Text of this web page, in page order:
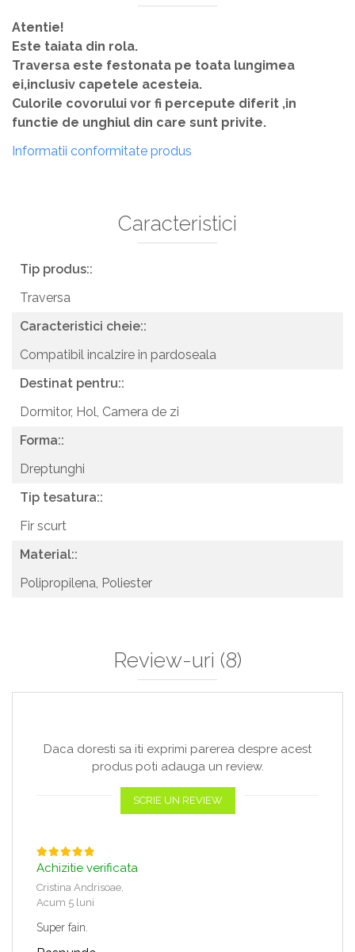
Atentie!
Este taiata din rola.
Traversa este festonata pe toata lungimea
ei,inclusiv capetele acesteia.
Culorile covorului vor fi percepute diferit ,in
functie de unghiul din care sunt privite.
Informatii conformitate produs
Caracteristici
Tip produs::
Traversa
Caracteristici cheie::
Compatibil incalzire in pardoseala
Destinat pentru::
Dormitor, Hol, Camera de zi
Forma::
Dreptunghi
Tip tesatura::
Fir scurt
Material::
Polipropilena, Poliester
Review-uri (8)
Daca doresti sa iti exprimi parerea despre acest
produs poti adauga un review.
SCRIE UN REVIEW
Achizitie verificata
Cristina Andrisoae,
Acum 5 luni
Super fain.